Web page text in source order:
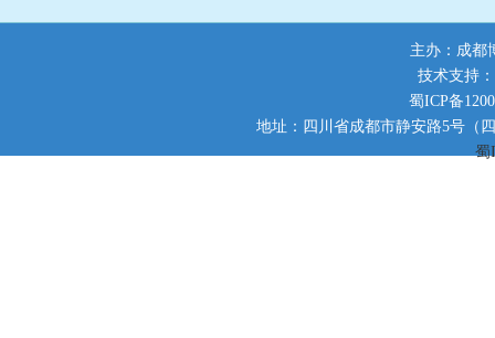
主办：成都
技术支持
蜀ICP备
地址：四川省成都市静安路5号（
蜀